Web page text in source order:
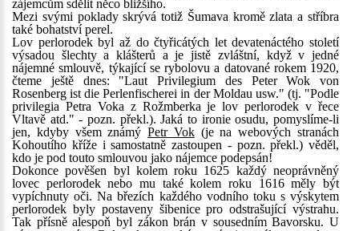
zájemcům sdělit něco bližšího.
Mezi svými poklady skrývá totiž Šumava kromě zlata a stříbra
také bohatství perel.
Lov perlorodek byl až do čtyřicátých let devatenáctého století
výsadou šlechty a klášterů a je jistě zvláštní, když v jedné
nájemné smlouvě, týkající se rybolovu a datované rokem 1920,
čteme ještě dnes: "Laut Privilegium des Peter Wok von
Rosenberg ist die Perlenfischerei in der Moldau usw." (tj. "Podle
privilegia Petra Voka z Rožmberka je lov perlorodek v řece
Vltavě atd." - pozn. překl.). Jaká to ironie osudu, pomyslíme-li
jen, kdyby všem známýPetr Vok(je na webových stranách
Kohoutího kříže i samostatně zastoupen - pozn. překl.) věděl,
kdo je pod touto smlouvou jako nájemce podepsán!
Dokonce pověšen byl kolem roku 1625 každý neoprávněný
lovec perlorodek nebo mu také kolem roku 1616 měly být
vypíchnuty oči. Na březích každého vodního toku s výskytem
perlorodek byly postaveny šibenice pro odstrašující výstrahu.
Tak přísně alespoň byl zákon brán v sousedním Bavorsku. U